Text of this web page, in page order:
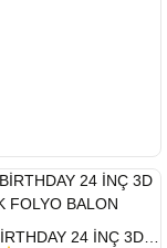
HAPPY BİRTHDAY 24 İNÇ 3D YUVARLAK FOLYO BALON